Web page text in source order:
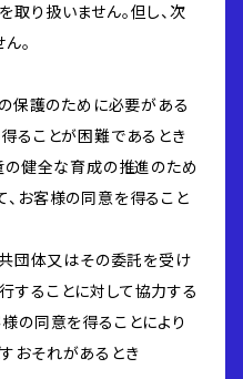
り扱いません。但し、次
。
の保護のために必要がある
ることが困難であるとき
の健全な育成の推進のため
お客様の同意を得ること
共団体又はその委託を受け
することに対して協力する
の同意を得ることにより
おそれがあるとき